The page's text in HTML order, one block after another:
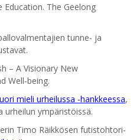
Education. The Geelong
tunne- ja
– A Visionary New
Well-being.
mieli urheilussa -hankkeessa,
urheilun ympäristöissä.
Timo Räikkösen futistohtori-